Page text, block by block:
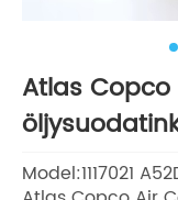
Atlas
Model:1117021